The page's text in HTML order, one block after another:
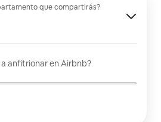
que compartirás?
anfitrionar en Airbnb?